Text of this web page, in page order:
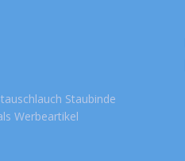
Staubinde
Werbeartikel